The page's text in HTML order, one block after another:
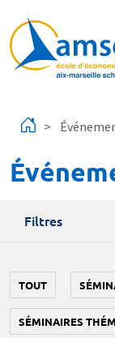
Filtres
TOUT
SÉMINAIRES